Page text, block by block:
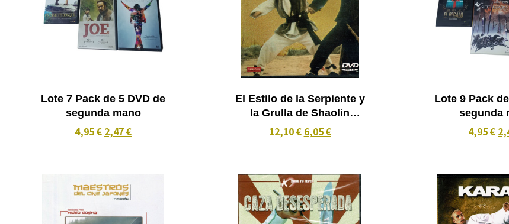
Lote 7 Pack de 5 DVD de
segunda mano
4,95 € 2,47 €
El Estilo de la Serpiente y
la Grulla de Shaolin
(1978)
12,10 € 6,05 €
Lote 9 Pack
segunda
4,95 €